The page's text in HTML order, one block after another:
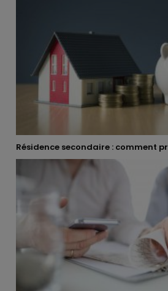
Résidence secondaire : comment